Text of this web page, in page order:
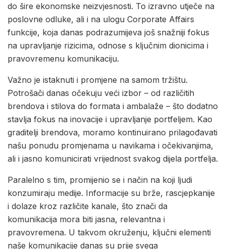
do šire ekonomske neizvjesnosti. To izravno utječe na
poslovne odluke, ali i na ulogu Corporate Affairs
funkcije, koja danas podrazumijeva još snažniji fokus
na upravljanje rizicima, odnose s ključnim dionicima i
pravovremenu komunikaciju.
Važno je istaknuti i promjene na samom tržištu.
Potrošači danas očekuju veći izbor – od različitih
brendova i stilova do formata i ambalaže – što dodatno
stavlja fokus na inovacije i upravljanje portfeljem. Kao
graditelji brendova, moramo kontinuirano prilagođavati
našu ponudu promjenama u navikama i očekivanjima,
ali i jasno komunicirati vrijednost svakog dijela portfelja.
Paralelno s tim, promijenio se i način na koji ljudi
konzumiraju medije. Informacije su brže, rascjepkanije
i dolaze kroz različite kanale, što znači da
komunikacija mora biti jasna, relevantna i
pravovremena. U takvom okruženju, ključni elementi
naše komunikacije danas su prije svega